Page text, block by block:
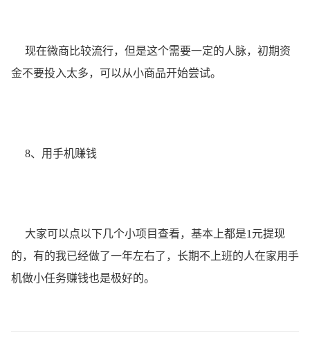
现在微商比较流行，但是这个需要一定的人脉，初期资
金不要投入太多，可以从小商品开始尝试。
8、用手机赚钱
大家可以点以下几个小项目查看，基本上都是1元提现
的，有的我已经做了一年左右了，长期不上班的人在家用手
机做小任务赚钱也是极好的。